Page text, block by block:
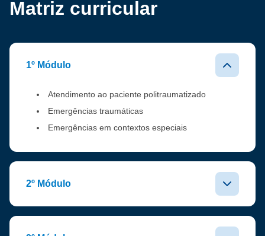
Matriz curricular
1º Módulo
Atendimento ao paciente politraumatizado
Emergências traumáticas
Emergências em contextos especiais
2º Módulo